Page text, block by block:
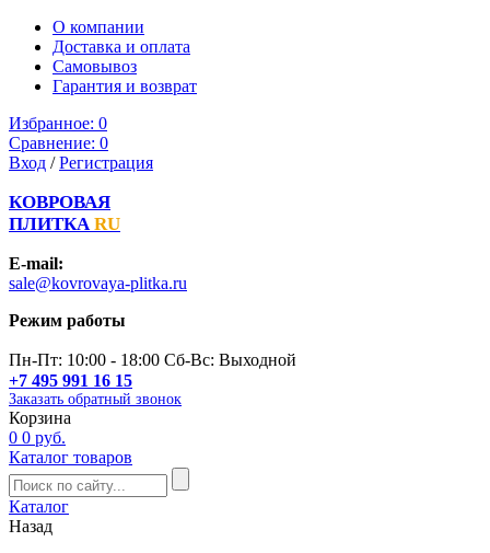
О компании
Доставка и оплата
Самовывоз
Гарантия и возврат
Избранное: 0
Сравнение: 0
Вход /Регистрация
КОВРОВАЯ
ПЛИТКА RU
E-mail:
sale@kovrovaya-plitka.ru
Режим работы
Пн-Пт: 10:00 - 18:00 Сб-Вс: Выходной
+7 495 991 16 15
Заказать обратный звонок
Корзина
0 0 руб.
Каталог товаров
Каталог
Назад